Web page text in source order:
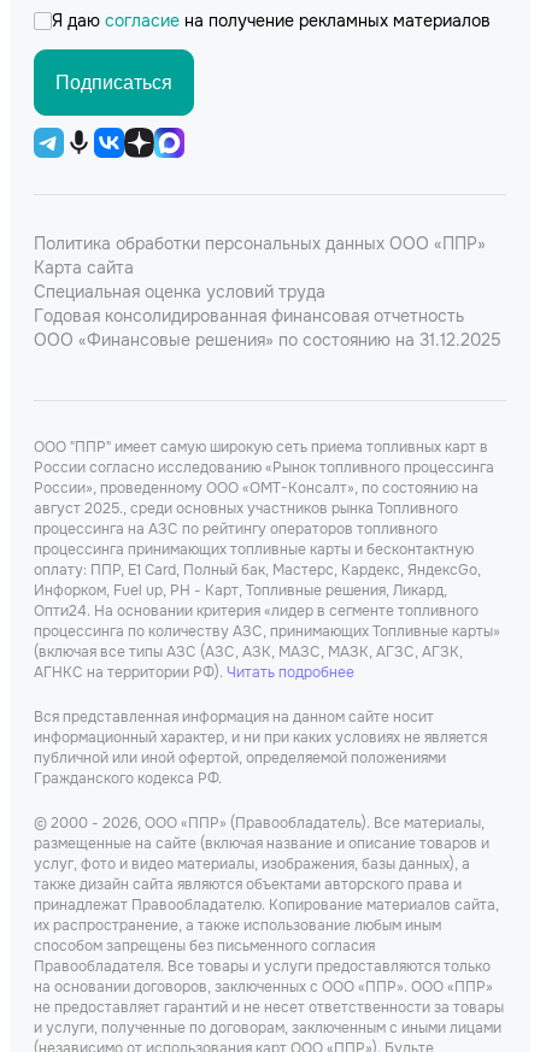
Я даю согласие на получение рекламных материалов
Подписаться
Политика обработки персональных данных ООО «ППР»
Карта сайта
Специальная оценка условий труда
Годовая консолидированная финансовая отчетность
ООО «Финансовые решения» по состоянию на 31.12.2025
ООО "ППР" имеет самую широкую сеть приема топливных карт в
России согласно исследованию «Рынок топливного процессинга
России», проведенному ООО «ОМТ-Консалт», по состоянию на
август 2025., среди основных участников рынка Топливного
процессинга на АЗС по рейтингу операторов топливного
процессинга принимающих топливные карты и бесконтактную
оплату: ППР, Е1 Card, Полный бак, Мастерс, Кардекс, ЯндексGo,
Инфорком, Fuel up, РН - Карт, Топливные решения, Ликард,
Опти24. На основании критерия «лидер в сегменте топливного
процессинга по количеству АЗС, принимающих Топливные карты»
(включая все типы АЗС (АЗС, АЗК, МАЗС, МАЗК, АГЗС, АГЗК,
АГНКС на территории РФ). Читать подробнее
Вся представленная информация на данном сайте носит
информационный характер, и ни при каких условиях не является
публичной или иной офертой, определяемой положениями
Гражданского кодекса РФ.
© 2000 - 2026, ООО «ППР» (Правообладатель). Все материалы,
размещенные на сайте (включая название и описание товаров и
услуг, фото и видео материалы, изображения, базы данных), а
также дизайн сайта являются объектами авторского права и
принадлежат Правообладателю. Копирование материалов сайта,
их распространение, а также использование любым иным
способом запрещены без письменного согласия
Правообладателя. Все товары и услуги предоставляются только
на основании договоров, заключенных с ООО «ППР». ООО «ППР»
не предоставляет гарантий и не несет ответственности за товары
и услуги, полученные по договорам, заключенным с иными лицами